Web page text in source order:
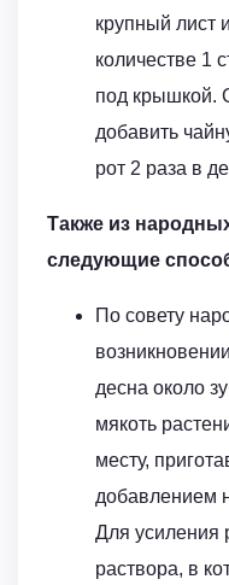
крупный лист
количестве 1
под крышкой.
добавить
рот 2 раза в
Также из
следующие
По совету
десна около
мякоть
месту,
добавлением
Для усиления
раствора, в